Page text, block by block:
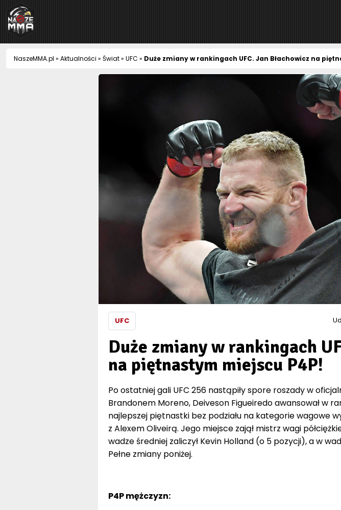
NaszeMMA
NaszeMMA.pl » Aktualności » Świat» UFC » Duże zmiany w rankingach UFC. Jan Błachowicz na
UFC
Duże zmiany w rankingach
na piętnastym miejscu P4P!
Po ostatniej gali UFC 256 nastąpiły spore roszady w
Brandonem Moreno, Deiveson Figueiredo awansował w
najlepszej piętnastki bez podziału na kategorie wagowe
z Alexem Oliveirą. Jego miejsce zajął mistrz wagi
wadze średniej zaliczył Kevin Holland (o 5 pozycji), a w
Pełne zmiany poniżej.
P4P mężczyzn: